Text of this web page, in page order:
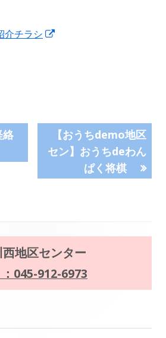
チラシ
ド
ウ
す
絡
次
の
【おうちdemo地区
セン】おうちdeわん
ぱく将棋
西地区センター
045-912-6973